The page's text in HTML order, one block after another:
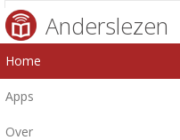
Anderslezen
Home
Apps
Over